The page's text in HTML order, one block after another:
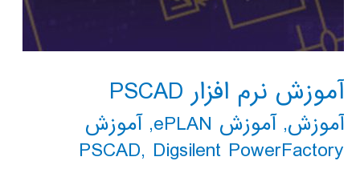
آموزش نرم افزار PSCAD
آموزش,آموزش ePLAN ,آموزش
PSCAD, Digsilent PowerFactory